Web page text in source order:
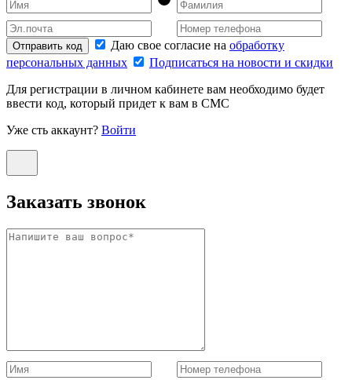
Отправить код Даю свое согласие на обработку
персональных данных
Подписаться на новости и скидки
Для регистрации в личном кабинете вам необходимо будет
ввести код, который придет к вам в СМС
Уже сть аккаунт? Войти
Заказать звонок